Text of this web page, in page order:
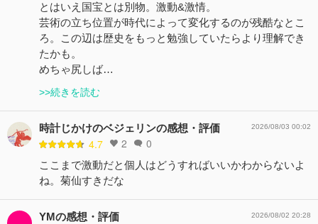
とはいえ国宝とは別物。激動&激情。
芸術の立ち位置が時代によって変化するのが残酷なとこ
ろ。この辺は歴史をもっと勉強していたらより理解でき
たかも。
めちゃ尻しば…
>>続きを読む
時計じかけのベジェリンの感想・評価
4.7 2 0
2026/08/03 00:02
ここまで激動だと個人はどうすればいいかわからないよ
ね。菊仙すきだな
YMの感想・評価 2026/08/02 20:28